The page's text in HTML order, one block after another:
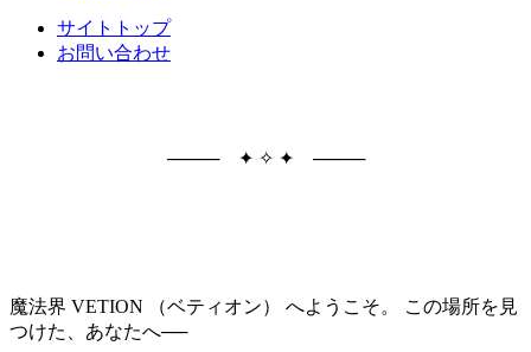
サイトトップ
お問い合わせ
──── ✦ ✧ ✦ ────
魔法界 VETION （ベティオン） へようこそ。 この場所を見
つけた、あなたへ──